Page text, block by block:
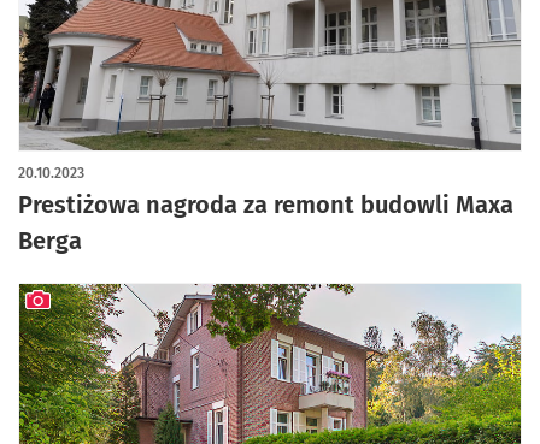
Prestiżowa nagroda za remont budowli Maxa
Berga
20.10.2023
artykuł z galerią zdjęć